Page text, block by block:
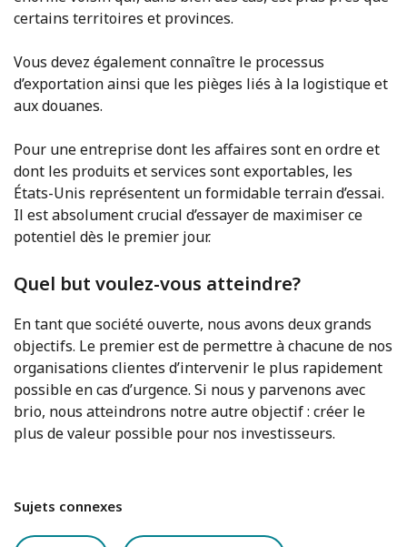
certains territoires et provinces.
Vous devez également connaître le processus
d’exportation ainsi que les pièges liés à la logistique et
aux douanes.
Pour une entreprise dont les affaires sont en ordre et
dont les produits et services sont exportables, les
États-Unis représentent un formidable terrain d’essai.
Il est absolument crucial d’essayer de maximiser ce
potentiel dès le premier jour.
Quel but voulez-vous atteindre?
En tant que société ouverte, nous avons deux grands
objectifs. Le premier est de permettre à chacune de nos
organisations clientes d’intervenir le plus rapidement
possible en cas d’urgence. Si nous y parvenons avec
brio, nous atteindrons notre autre objectif : créer le
plus de valeur possible pour nos investisseurs.
Sujets connexes